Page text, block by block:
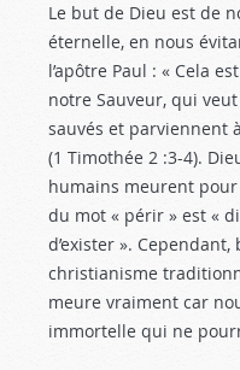
Le but de Dieu est de
éternelle, en nous
l’apôtre Paul : « Cela
notre Sauveur, qui
sauvés et parviennent
(1 Timothée 2 :3-4).
humains meurent pour
du mot « périr » est «
d’exister ».
christianisme
meure vraiment car
immortelle qui ne